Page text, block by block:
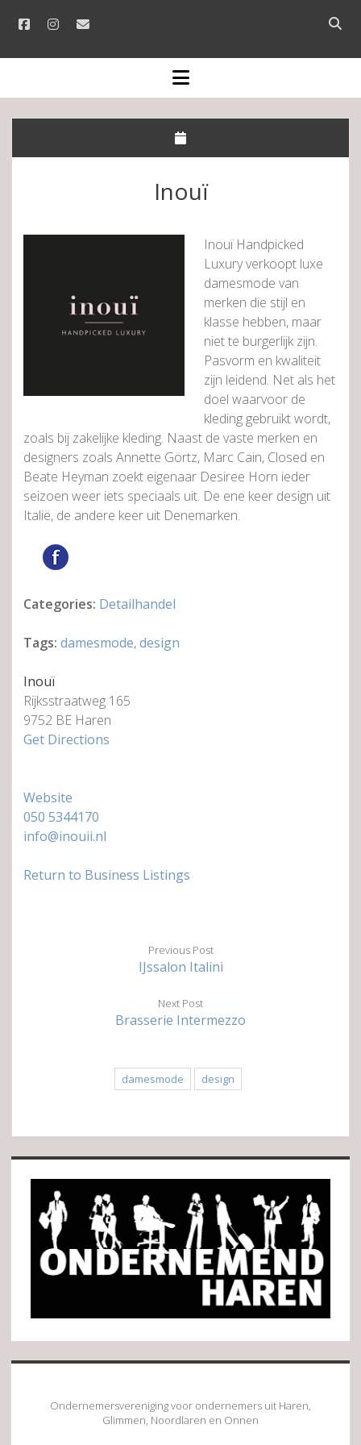
facebookinstagram
email
Open
bar
open
menu
Inouï
Inouï Handpicked
Luxury verkoopt luxe
damesmode van
merken die stijl en
klasse hebben, maar
niet te burgerlijk zijn.
Pasvorm en kwaliteit
zijn leidend. Net als het
doel waarvoor de
kleding gebruikt wordt,
zoals bij zakelijke kleding. Naast de vaste merken en
designers zoals Annette Görtz, Marc Cain, Closed en
Beate Heyman zoekt eigenaar Desiree Horn ieder
seizoen weer iets speciaals uit. De ene keer design uit
Italië, de andere keer uit Denemarken.
Categories: Detailhandel
Tags: damesmode,design
Inouï
Rijksstraatweg 165
9752 BE Haren
Get Directions
Website
050 5344170
info@inouii.nl
Return to Business Listings
Previous Post
IJssalon Italini
Next Post
Brasserie Intermezzo
damesmode design
Sidebar
Ondernemersvereniging voor ondernemers uit Haren,
Glimmen, Noordlaren en Onnen